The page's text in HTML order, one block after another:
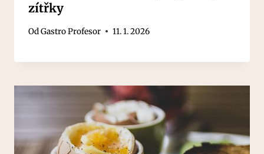
zítřky
OdGastro Profesor 11. 1. 2026